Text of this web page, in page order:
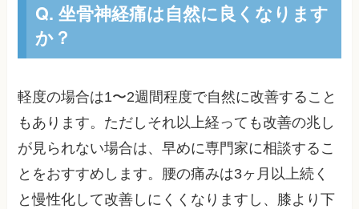
Q. 坐骨神経痛は自然に良くなります
か？
軽度の場合は1〜2週間程度で自然に改善すること
もあります。ただしそれ以上経っても改善の兆し
が見られない場合は、早めに専門家に相談するこ
とをおすすめします。腰の痛みは3ヶ月以上続く
と慢性化して改善しにくくなりますし、膝より下